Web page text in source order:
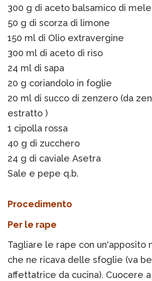
300 g di aceto balsamico di mele
50 g di scorza di limone
150 ml di Olio extravergine
300 ml di aceto di riso
24 ml di sapa
20 g coriandolo in foglie
20 ml di succo di zenzero (da
estratto )
1 cipolla rossa
40 g di zucchero
24 g di caviale Asetra
Sale e pepe q.b.
Procedimento
Per le rape
Tagliare le rape con un'apposito
che ne ricava delle sfoglie (va
affettatrice da cucina). Cuocere a